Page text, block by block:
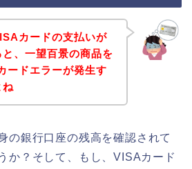
カードの支払いが
、一望百景の商品を
ードエラーが発生す
ね
の銀行口座の残高を確認されて
か？そして、もし、VISAカード